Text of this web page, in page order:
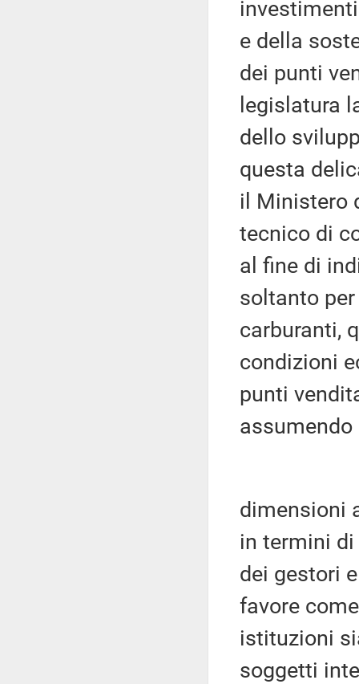
e della
dei punti
legislatura
dello
questa
il Ministero
tecnico di
al fine di
soltanto
carburanti,
condizioni
punti
assumendo
dimensioni
in termini
dei gestori
favore
istituzioni
soggetti